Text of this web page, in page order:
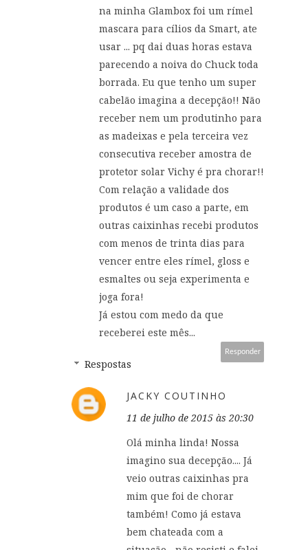
na minha Glambox foi um rímel
mascara para cílios da Smart, ate
usar ... pq dai duas horas estava
parecendo a noiva do Chuck toda
borrada. Eu que tenho um super
cabelão imagina a decepção!! Não
receber nem um produtinho para
as madeixas e pela terceira vez
consecutiva receber amostra de
protetor solar Vichy é pra chorar!!
Com relação a validade dos
produtos é um caso a parte, em
outras caixinhas recebi produtos
com menos de trinta dias para
vencer entre eles rímel, gloss e
esmaltes ou seja experimenta e
joga fora!
Já estou com medo da que
receberei este mês...
Responder
Respostas
JACKY COUTINHO
11 de julho de 2015 às 20:30
Olá minha linda! Nossa
imagino sua decepção.... Já
veio outras caixinhas pra
mim que foi de chorar
também! Como já estava
bem chateada com a